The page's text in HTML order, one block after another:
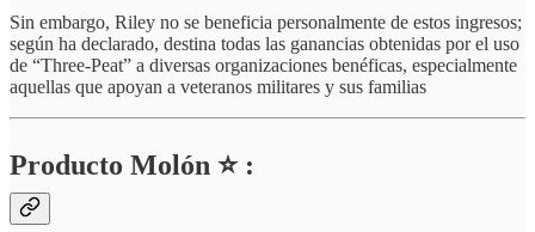
Sin embargo, Riley no se beneficia personalmente de estos ingresos;
según ha declarado, destina todas las ganancias obtenidas por el uso
de “Three-Peat” a diversas organizaciones benéficas, especialmente
aquellas que apoyan a veteranos militares y sus familias
Producto Molón ⭐ :